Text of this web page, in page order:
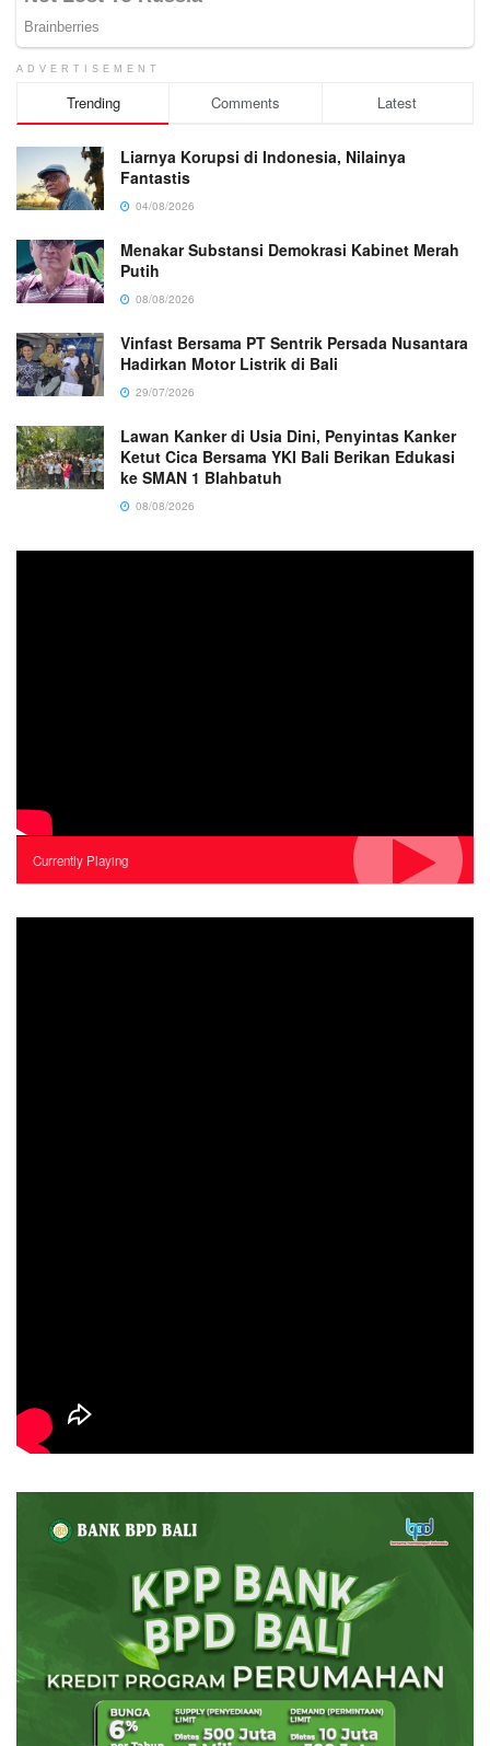
ADVERTISEMENT
Trending Comments Latest
Liarnya Korupsi di Indonesia, Nilainya
Fantastis
04/08/2026
Menakar Substansi Demokrasi Kabinet Merah
Putih
08/08/2026
Vinfast Bersama PT Sentrik Persada Nusantara
Hadirkan Motor Listrik di Bali
29/07/2026
Lawan Kanker di Usia Dini, Penyintas Kanker
Ketut Cica Bersama YKI Bali Berikan Edukasi
ke SMAN 1 Blahbatuh
08/08/2026
Currently Playing